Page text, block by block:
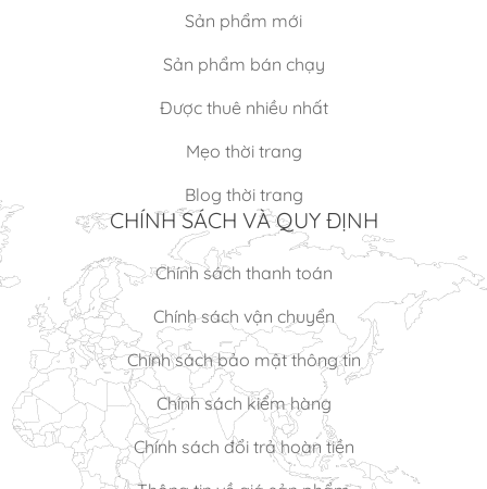
Sản phẩm mới
Sản phẩm bán chạy
Được thuê nhiều nhất
Mẹo thời trang
Blog thời trang
CHÍNH SÁCH VÀ QUY ĐỊNH
Chính sách thanh toán
Chính sách vận chuyển
Chính sách bảo mật thông tin
Chính sách kiểm hàng
Chính sách đổi trả hoàn tiền